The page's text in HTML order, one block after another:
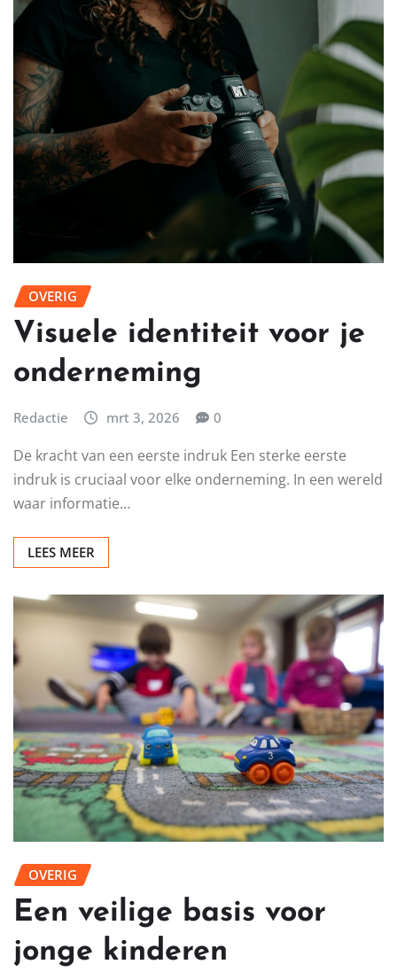
OVERIG
Visuele identiteit voor je
onderneming
Redactie mrt 3, 2026 0
De kracht van een eerste indruk Een sterke eerste
indruk is cruciaal voor elke onderneming. In een wereld
waar informatie…
LEES MEER
OVERIG
Een veilige basis voor
jonge kinderen